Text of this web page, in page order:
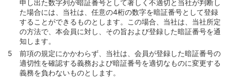
第111条 （口座振替によらない支払）
第3節 履行期に遅れた支払
第112条 （遅延損害金）
第4節 約定支払日前の支払
第113条 （約定支払日前の弁済およびその手続）
第114条 （約定支払日前の弁済ができる範囲）
申し出た数字列が暗証番号として著しく不適切と当社が判断し
た場合には、当社は、任意の4桁の数字を暗証番号として登録
することができるものとします。この場合、当社は、当社所定
の方法で、本会員に対し、その旨および登録した暗証番号を通
知します。
前項の規定にかかわらず、当社は、会員が登録した暗証番号の
適切性を確認する義務および暗証番号を適切なものに変更する
義務を負わないものとします。